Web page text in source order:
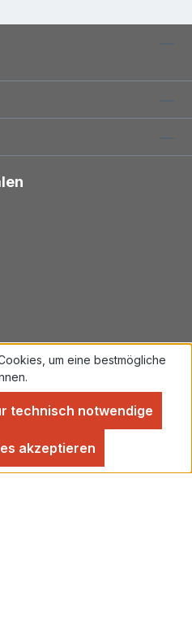
Mehrwertsteuer zzgl.
angegeben.
um eine bestmögliche
technisch notwendige
akzeptieren